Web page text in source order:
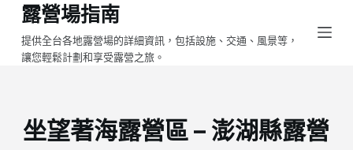
跳
至
主
容
露營場指南
提供全台各地露營場的詳細資訊，包括設施、交通、風景等，
讓您輕鬆計劃和享受露營之旅。
坐望著海露營區 – 澎湖縣露營